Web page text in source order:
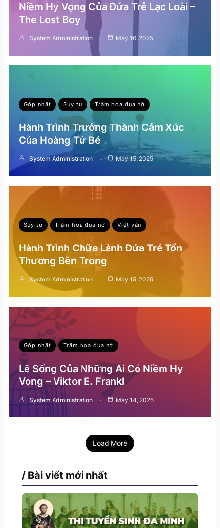
Niềm Hy Vọng Của Đứa Trẻ Lạc Loài –
The Lost Boy
System Administration May 16, 2025
Góp nhặt Suy tư Trăm hoa đua nở
Hành Trình Trưởng Thành Cảm Xúc
Của Hoàng Tử Bé
System Administration May 15, 2025
Suy tư Trăm hoa đua nở Việt văn
Hành Trình Chữa Lành Đứa Trẻ Tổn
Thương Bên Trong
System Administration May 15, 2025
Góp nhặt Trăm hoa đua nở
Lẽ Sống Của Những Ai Có Niềm Hy
Vọng – Viktor E. Frankl
System Administration May 14, 2025
Load More
/ Bài viết mới nhất